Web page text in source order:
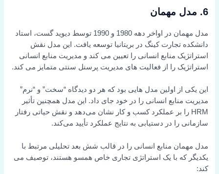
6. مدل مهمان
مدل مهمان در اواخر دهه 1980 و 1990 توسط دیوید گست، استاد
دانشکده تجارت کینگ در بریتانیا توسعه یافت. این مدل نقش
استراتژیک منابع انسانی را تعیین می کند و مدیریت منابع انسانی
استراتژیک را از فعالیت های مدیریت پرسنل سنتی متمایز می کند.
این یکی از اولین مدل هایی بود که هر دو دیدگاه “سخت” و “نرم”
مدیریت منابع انسانی را در خود جای داد. این مدل همچنین تأثیر
HRM را بر عملکرد کسب و کار نشان می‌دهد و نقش حیاتی رفتار
سازمانی را در دستیابی به نتایج عملکرد تأیید می‌کند.
مدل مهمان منابع انسانی را در قالب شش بعد تحلیلی مرتبط با
یکدیگر که با یک استراتژی تجاری خاص همسو هستند، توصیف می
کند: